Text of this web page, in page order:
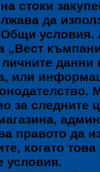
стоки
да
данни
или
за следните
правото да
когато
условия.